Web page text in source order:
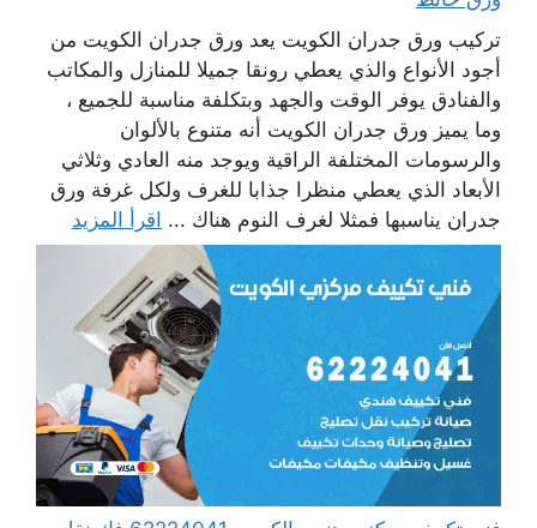
تركيب ورق جدران الكويت يعد ورق جدران الكويت من
أجود الأنواع والذي يعطي رونقا جميلا للمنازل والمكاتب
والفنادق يوفر الوقت والجهد وبتكلفة مناسبة للجميع ،
وما يميز ورق جدران الكويت أنه متنوع بالألوان
والرسومات المختلفة الراقية ويوجد منه العادي وثلاثي
الأبعاد الذي يعطي منظرا جذابا للغرف ولكل غرفة ورق
جدران يناسبها فمثلا لغرف النوم هناك ... اقرأ المزيد